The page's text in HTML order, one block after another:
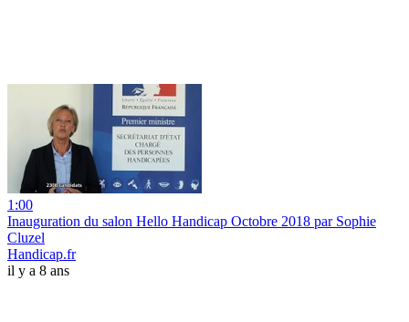
1:00
Inauguration du salon Hello Handicap Octobre 2018 par Sophie
Cluzel
Handicap.fr
il y a 8 ans